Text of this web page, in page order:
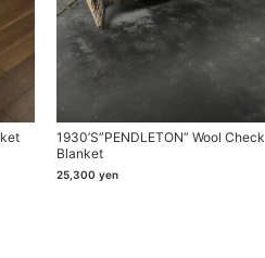
1930’s”PENDLETON” Wool Check
Blanket
25,300 yen